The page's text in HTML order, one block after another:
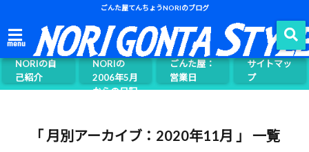
ごんた屋てんちょうNORIのブログ
menu
NORIの自
己紹介
ごんた屋て
んちょう
NORIの
2006年5月
からの日記
ごんた屋：
営業日
サイトマッ
プ
「 月別アーカイブ：2020年11月 」 一覧